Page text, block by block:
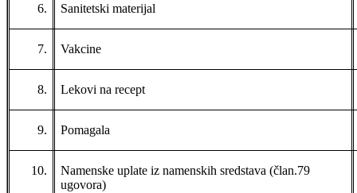
6. Sanitetski materijal
7. Vakcine
8. Lekovi na recept
9. Pomagala
10.
Namenske uplate iz namenskih sredstava (član.79
ugovora)